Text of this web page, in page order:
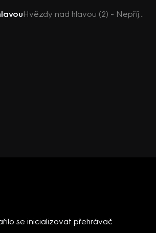
Hvězdy nad hlavou (2) - Nepříjemný vedlejší efekt
se inicializovat přehrávač